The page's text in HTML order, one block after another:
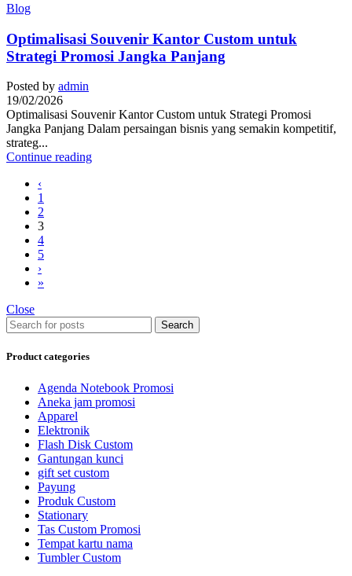
Blog
Optimalisasi Souvenir Kantor Custom untuk
Strategi Promosi Jangka Panjang
Posted by admin
19/02/2026
Optimalisasi Souvenir Kantor Custom untuk Strategi Promosi
Jangka Panjang Dalam persaingan bisnis yang semakin kompetitif,
strateg...
Continue reading
‹
1
2
3
4
5
›
»
Close
Search
Product categories
Agenda Notebook Promosi
Aneka jam promosi
Apparel
Elektronik
Flash Disk Custom
Gantungan kunci
gift set custom
Payung
Produk Custom
Stationary
Tas Custom Promosi
Tempat kartu nama
Tumbler Custom